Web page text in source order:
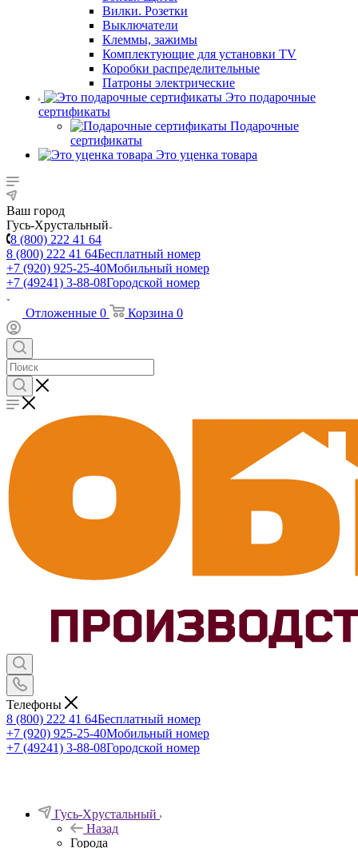
Вилки. Розетки
Выключатели
Клеммы, зажимы
Комплектующие для установки TV
Коробки распределительные
Патроны электрические
Это подарочные
сертификаты
Подарочные
сертификаты
Это уценка товара
Ваш город
Гусь-Хрустальный
8 (800) 222 41 64
8 (800) 222 41 64Бесплатный номер
+7 (920) 925-25-40Мобильный номер
+7 (49241) 3-88-08Городской номер
Отложенные 0 Корзина 0
Телефоны
8 (800) 222 41 64Бесплатный номер
+7 (920) 925-25-40Мобильный номер
+7 (49241) 3-88-08Городской номер
Гусь-Хрустальный
Назад
Города